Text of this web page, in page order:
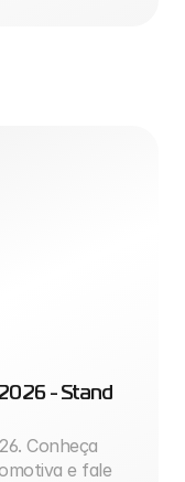
- Stand
Conheça
e fale